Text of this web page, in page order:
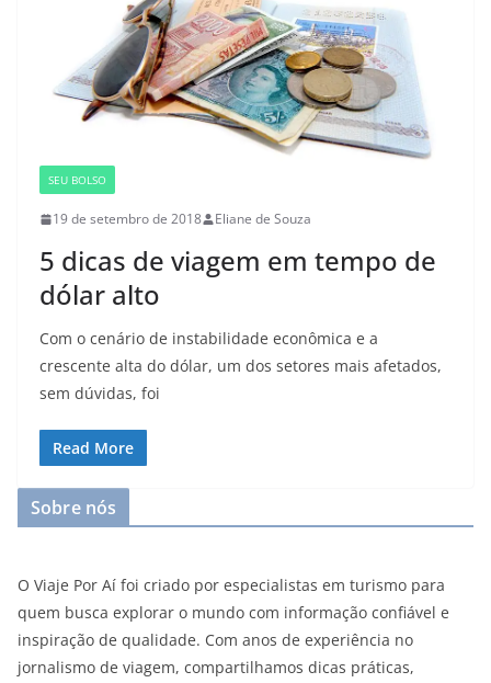
SEU BOLSO
19 de setembro de 2018 Eliane de Souza
5 dicas de viagem em tempo de
dólar alto
Com o cenário de instabilidade econômica e a
crescente alta do dólar, um dos setores mais afetados,
sem dúvidas, foi
Read More
Sobre nós
O Viaje Por Aí foi criado por especialistas em turismo para
quem busca explorar o mundo com informação confiável e
inspiração de qualidade. Com anos de experiência no
jornalismo de viagem, compartilhamos dicas práticas,